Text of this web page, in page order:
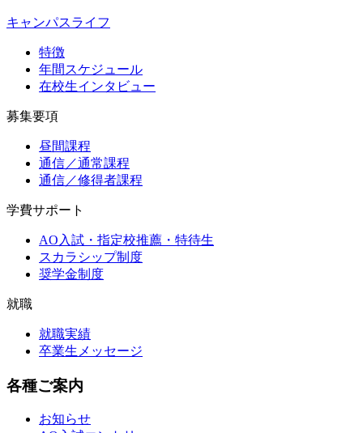
キャンパスライフ
特徴
年間スケジュール
在校生インタビュー
募集要項
昼間課程
通信／通常課程
通信／修得者課程
学費サポート
AO入試・指定校推薦・特待生
スカラシップ制度
奨学金制度
就職
就職実績
卒業生メッセージ
各種ご案内
お知らせ